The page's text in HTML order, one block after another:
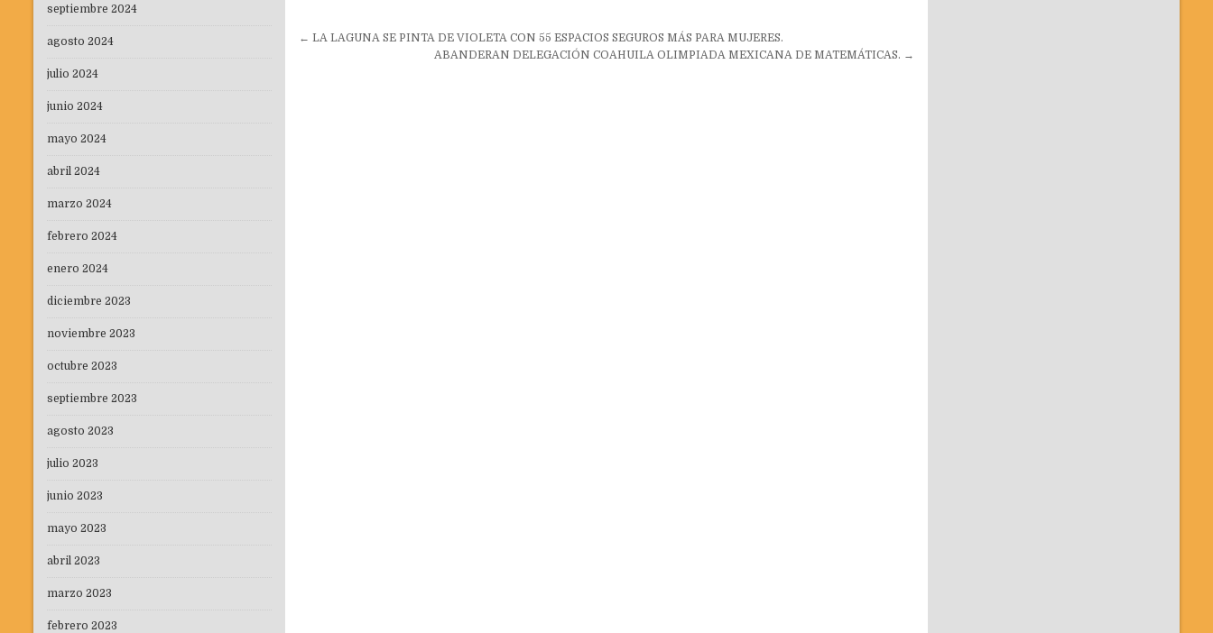
Navegación
← LA LAGUNA SE PINTA DE VIOLETA CON 55 ESPACIOS SEGUROS MÁS PARA MUJERES.
ABANDERAN DELEGACIÓN COAHUILA OLIMPIADA MEXICANA DE MATEMÁTICAS. →
septiembre 2024
agosto 2024
julio 2024
junio 2024
mayo 2024
abril 2024
marzo 2024
febrero 2024
enero 2024
diciembre 2023
noviembre 2023
octubre 2023
septiembre 2023
agosto 2023
julio 2023
junio 2023
mayo 2023
abril 2023
marzo 2023
febrero 2023